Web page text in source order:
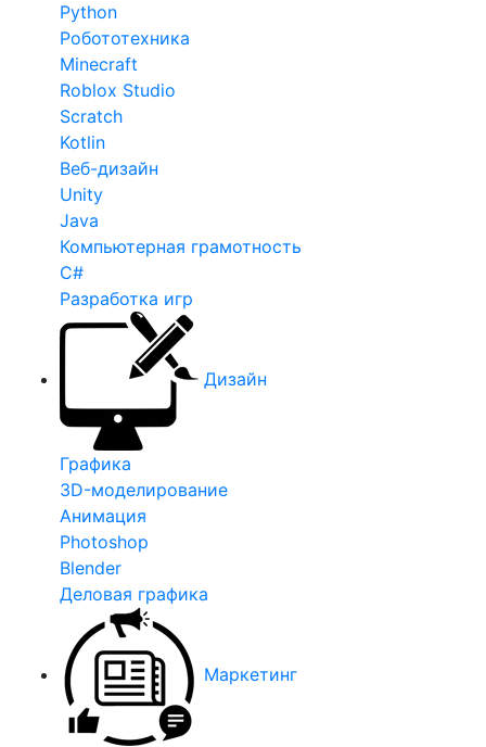
Python
Робототехника
Minecraft
Roblox Studio
Scratch
Kotlin
Веб-дизайн
Unity
Java
Компьютерная грамотность
C#
Разработка игр
Дизайн
Графика
3D-моделирование
Анимация
Photoshop
Blender
Деловая графика
Маркетинг